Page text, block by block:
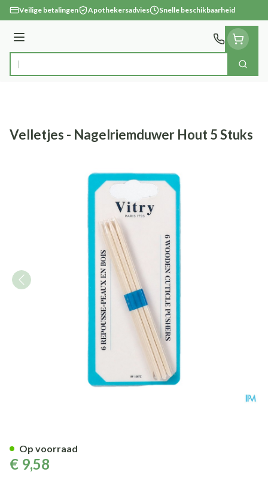
Ga naar de inhoud
Veilige betalingen Apothekersadvies Snelle beschikbaarheid
Menu
Product, merk, categorie... Zoek
Velletjes - Nagelriemduwer Hout 5 Stuks
€ 9,58
Op voorraad